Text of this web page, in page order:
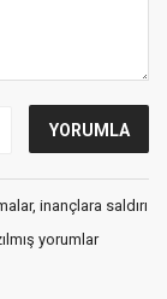
inançlara saldırı
yorumlar